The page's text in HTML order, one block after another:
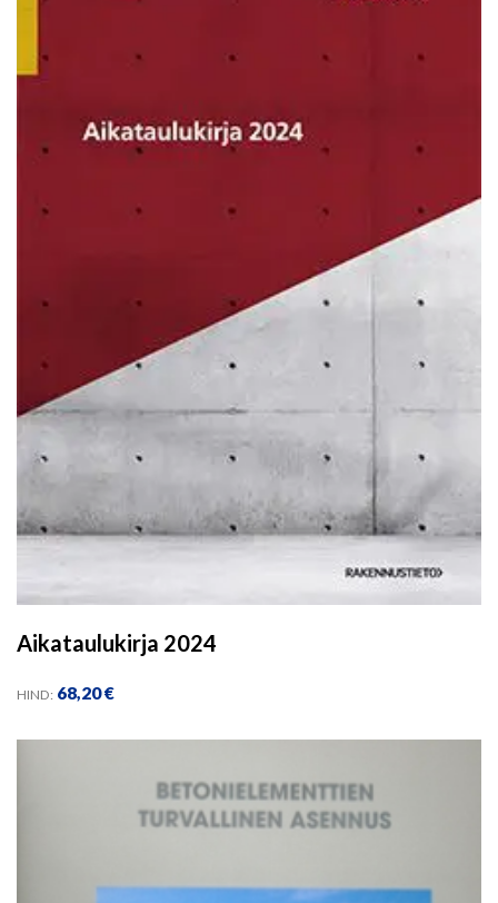
Aikataulukirja 2024
HIND: 68,20€